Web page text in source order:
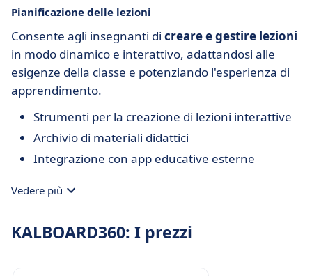
Pianificazione delle lezioni
Consente agli insegnanti di creare e gestire lezioni
in modo dinamico e interattivo, adattandosi alle
esigenze della classe e potenziando l'esperienza di
apprendimento.
Strumenti per la creazione di lezioni interattive
Archivio di materiali didattici
Integrazione con app educative esterne
Vedere più
KALBOARD360: I prezzi